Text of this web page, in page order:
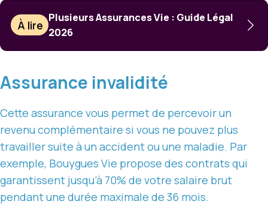
À lire
Plusieurs Assurances Vie : Guide Légal
2026
Assurance invalidité
Cette assurance vous permet de percevoir un
revenu complémentaire si vous ne pouvez plus
travailler suite à un accident ou une maladie. Par
exemple, Bouygues Vie propose des contrats qui
garantissent jusqu’à 70% de votre salaire brut
pendant une durée maximale de 36 mois.